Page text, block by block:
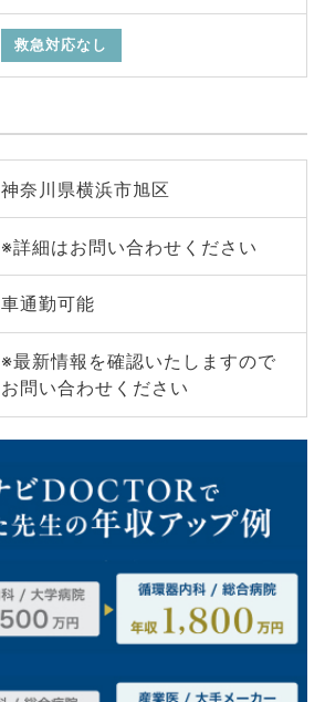
救急対応なし
神奈川県横浜市旭区
※詳細はお問い合わせください
車通勤可能
※最新情報を確認いたしますので
お問い合わせください